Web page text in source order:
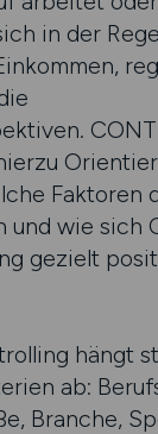
in der
Faktoren
und wie sich
gezielt
hängt
ab:
Branche,